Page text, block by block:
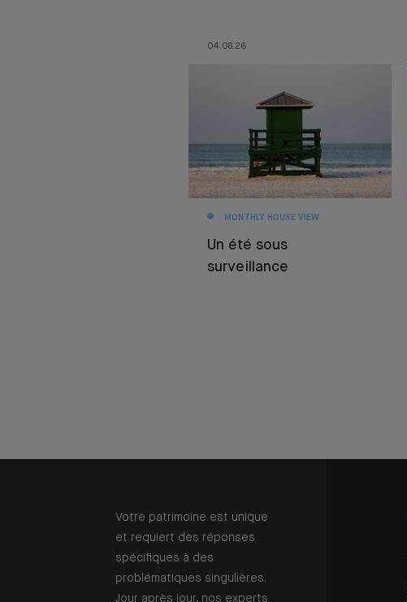
04.08.26
MONTHLY HOUSE VIEW
Un été sous
surveillance
Votre patrimoine est unique
et requiert des réponses
spécifiques à des
problématiques singulières.
Jour après jour, nos experts